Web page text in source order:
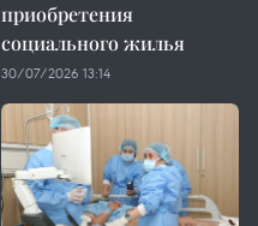
приобретения
социального жилья
30/07/2026 13:14